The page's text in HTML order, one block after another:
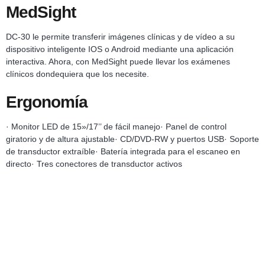
MedSight
DC-30 le permite transferir imágenes clínicas y de vídeo a su
dispositivo inteligente IOS o Android mediante una aplicación
interactiva. Ahora, con MedSight puede llevar los exámenes
clínicos dondequiera que los necesite.
Ergonomía
· Monitor LED de 15»/17’’ de fácil manejo· Panel de control
giratorio y de altura ajustable· CD/DVD-RW y puertos USB· Soporte
de transductor extraíble· Batería integrada para el escaneo en
directo· Tres conectores de transductor activos